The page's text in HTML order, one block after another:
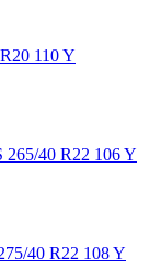
110 Y
40 R22 106 Y
40 R22 108 Y